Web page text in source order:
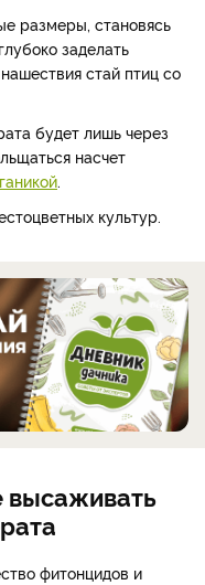
размеры, становясь
заделать
стай птиц со
будет лишь через
насчет
культур.
высаживать
фитонцидов и